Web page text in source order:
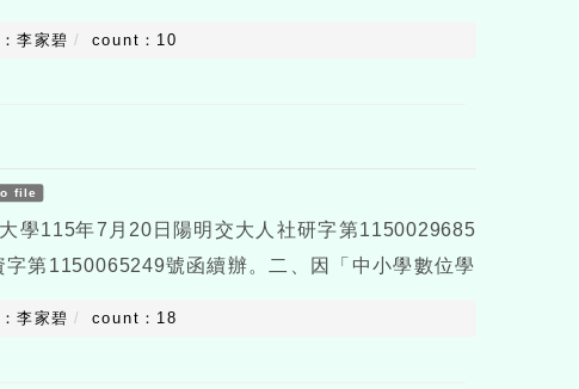
李家碧 count：10
file
學115年7月20日陽明交大人社研字第1150029685
第1150065249號函續辦。二、因「中小學數位學
李家碧 count：18